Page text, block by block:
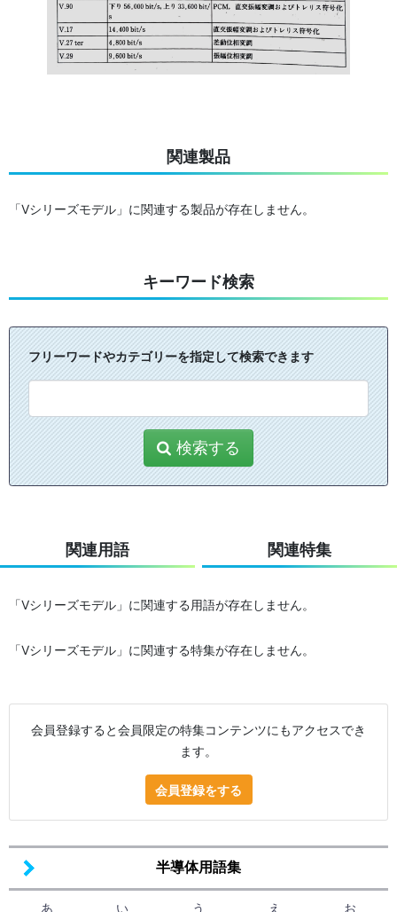
半導体用語集
あ い う え お
関連製品
「Vシリーズモデル」に関連する製品が存在しません。
キーワード検索
フリーワードやカテゴリーを指定して検索できます
検索する
関連用語 関連特集
「Vシリーズモデル」に関連する用語が存在しません。
「Vシリーズモデル」に関連する特集が存在しません。
会員登録すると会員限定の特集コンテンツにもアクセスでき
ます。
会員登録をする